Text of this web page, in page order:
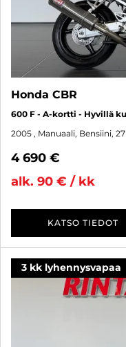
Honda CBR
600 F - A-kortti - Hyvillä
2005 , Manuaali, Bensiini,
4 690 €
alk. 90 € / kk
KATSO TIEDOT
3 kk lyhennysvapaa